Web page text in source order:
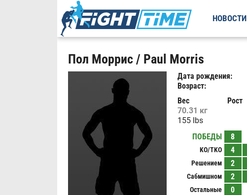
НОВОСТИ
Пол Моррис / Paul Morris
Дата рождения:
Возраст:
Вес
70.31 кг
155 lbs
Рост
ПОБЕДЫ
8
KO/TKO 4
Решением
2
Сабмишном
2
Остальные
0